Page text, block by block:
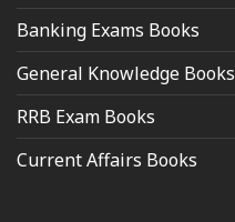
Banking Exams Books
General Knowledge Books
RRB Exam Books
Current Affairs Books